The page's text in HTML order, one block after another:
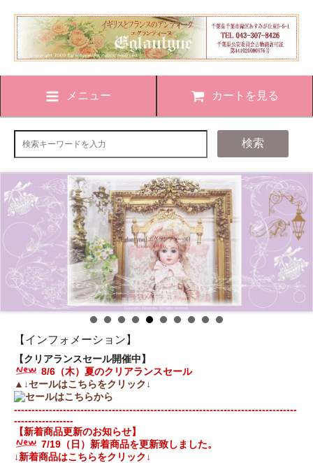
メニュー カートを見る
検索
【インフォメーション】
【クリアランスセール開催中】
8/6（木）夏のクリアランスセール
▲↓セールはこちらをクリック↓
---------------------------------------------------------------------------------
-----------------
【新着商品更新のお知らせ】
7/19（日）新着商品を更新致しました。
↓新着商品はこちらをクリック↓